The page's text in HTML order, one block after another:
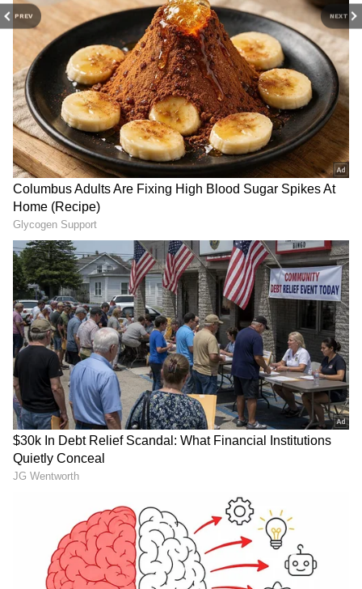
PREV NEXT
డ్రగ్స్ రహిత సమాజం కోసం మోదీ
మాస్టర్ ప్లాన్ | Nasha Mukt
Yuva for Viksit Bharat
Explained
కిసాన్ క్రెడిట్ కార్డు: కేంద్రం గుడ్
న్యూస్.. ఎలాంటి గ్యారెంటీ
లేకుండానే రూ.2 లక్షలు
LATEST VIDEOS
ప్రెస్ మీట్ పెట్టి మరీ జగన్ పరువుతీసిన
హోమ్ మంత్రి అనిత | Anitha Vangalapudi
Strong Counter to Jagan
తమిళనాడు బడ్జెట్ విజయ్ ఆసక్తికర
కేటాయింపులు | Tamil Nadu CM Vijay
Mega Budget 2026